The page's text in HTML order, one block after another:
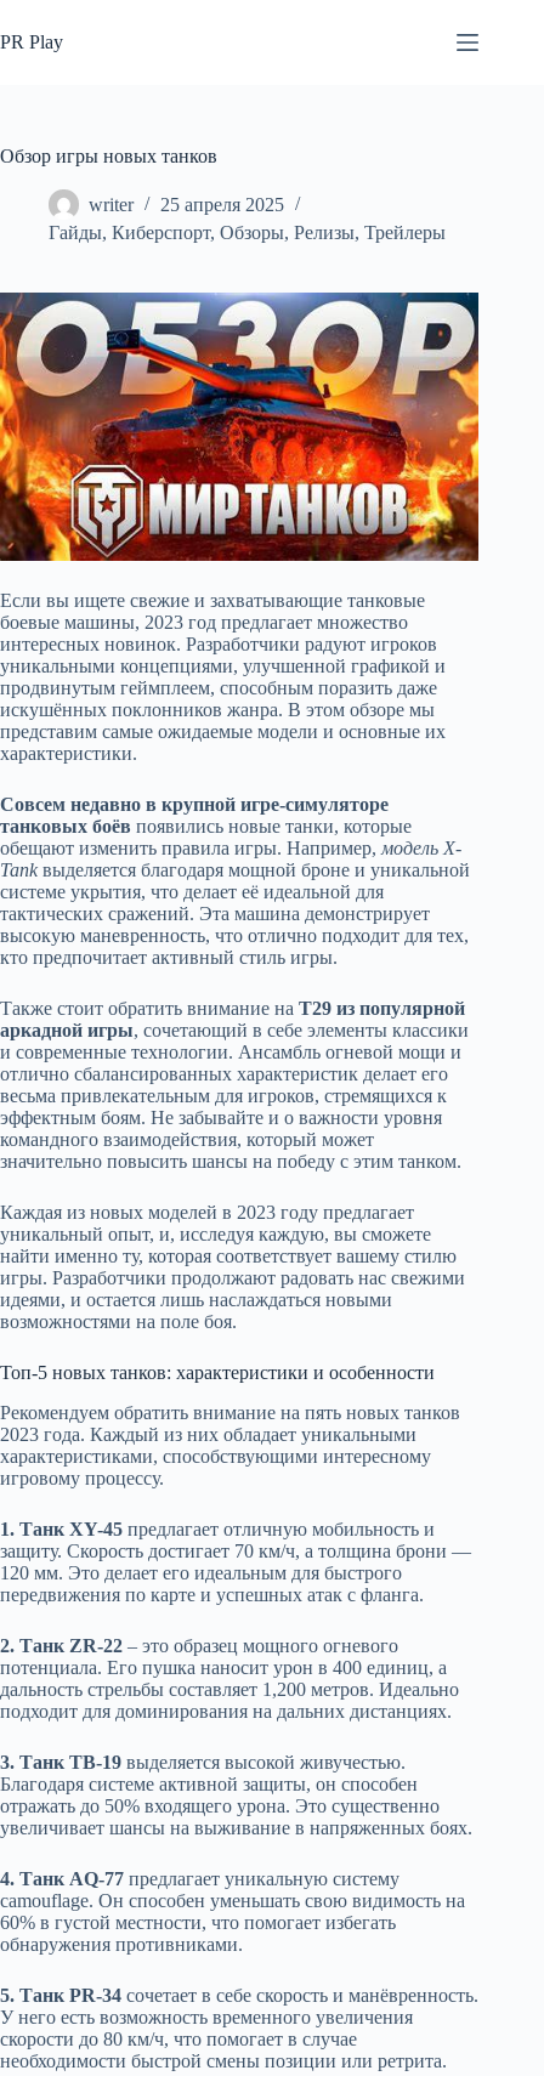
к
сути
PR Play
Обзор игры новых танков
writer
25 апреля 2025
Гайды, Киберспорт, Обзоры, Релизы, Трейлеры
Если вы ищете свежие и захватывающие танковые
боевые машины, 2023 год предлагает множество
интересных новинок. Разработчики радуют игроков
уникальными концепциями, улучшенной графикой и
продвинутым геймплеем, способным поразить даже
искушённых поклонников жанра. В этом обзоре мы
представим самые ожидаемые модели и основные их
характеристики.
Совсем недавно в крупной игре-симуляторе
танковых боёв появились новые танки, которые
обещают изменить правила игры. Например, модель X-
Tank выделяется благодаря мощной броне и уникальной
системе укрытия, что делает её идеальной для
тактических сражений. Эта машина демонстрирует
высокую маневренность, что отлично подходит для тех,
кто предпочитает активный стиль игры.
Также стоит обратить внимание на Т29 из популярной
аркадной игры, сочетающий в себе элементы классики
и современные технологии. Ансамбль огневой мощи и
отлично сбалансированных характеристик делает его
весьма привлекательным для игроков, стремящихся к
эффектным боям. Не забывайте и о важности уровня
командного взаимодействия, который может
значительно повысить шансы на победу с этим танком.
Каждая из новых моделей в 2023 году предлагает
уникальный опыт, и, исследуя каждую, вы сможете
найти именно ту, которая соответствует вашему стилю
игры. Разработчики продолжают радовать нас свежими
идеями, и остается лишь наслаждаться новыми
возможностями на поле боя.
Топ-5 новых танков: характеристики и особенности
Рекомендуем обратить внимание на пять новых танков
2023 года. Каждый из них обладает уникальными
характеристиками, способствующими интересному
игровому процессу.
1. Танк XY-45 предлагает отличную мобильность и
защиту. Скорость достигает 70 км/ч, а толщина брони —
120 мм. Это делает его идеальным для быстрого
передвижения по карте и успешных атак с фланга.
2. Танк ZR-22 – это образец мощного огневого
потенциала. Его пушка наносит урон в 400 единиц, а
дальность стрельбы составляет 1,200 метров. Идеально
подходит для доминирования на дальних дистанциях.
3. Танк TB-19 выделяется высокой живучестью.
Благодаря системе активной защиты, он способен
отражать до 50% входящего урона. Это существенно
увеличивает шансы на выживание в напряженных боях.
4. Танк AQ-77 предлагает уникальную систему
camouflage. Он способен уменьшать свою видимость на
60% в густой местности, что помогает избегать
обнаружения противниками.
5. Танк PR-34 сочетает в себе скорость и манёвренность.
У него есть возможность временного увеличения
скорости до 80 км/ч, что помогает в случае
необходимости быстрой смены позиции или ретрита.